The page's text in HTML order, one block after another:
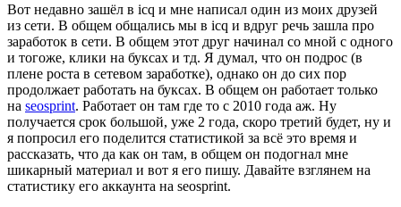
Вот недавно зашёл в icq и мне написал один из моих друзей
из сети. В общем общались мы в icq и вдруг речь зашла про
заработок в сети. В общем этот друг начинал со мной с одного
и тогоже, клики на буксах и тд. Я думал, что он подрос (в
плене роста в сетевом заработке), однако он до сих пор
продолжает работать на буксах. В общем он работает только
на seosprint. Работает он там где то с 2010 года аж. Ну
получается срок большой, уже 2 года, скоро третий будет, ну и
я попросил его поделится статистикой за всё это время и
рассказать, что да как он там, в общем он подогнал мне
шикарный материал и вот я его пишу. Давайте взглянем на
статистику его аккаунта на seosprint.